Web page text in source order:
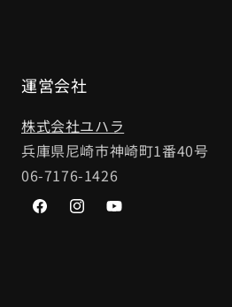
運営会社
株式会社ユハラ
兵庫県尼崎市神崎町1番40号
06-7176-1426
FacebookInstagramYouTube